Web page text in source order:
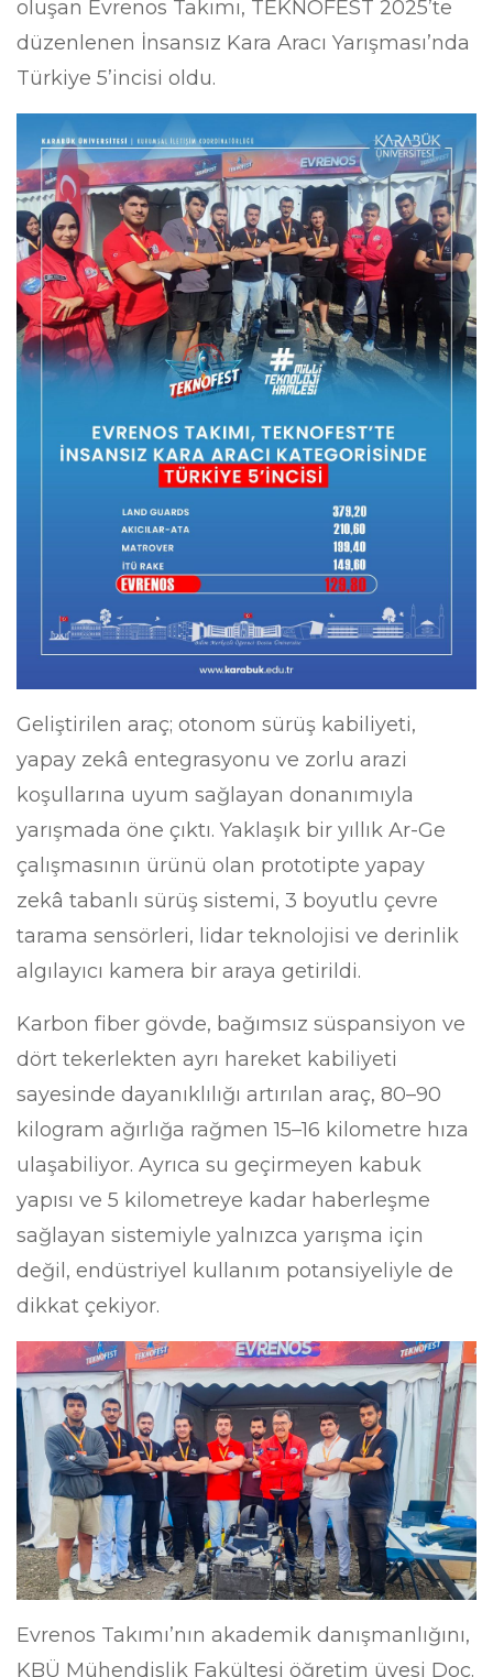
oluşan Evrenos Takımı, TEKNOFEST 2025’te
düzenlenen İnsansız Kara Aracı Yarışması’nda
Türkiye 5’incisi oldu.
Geliştirilen araç; otonom sürüş kabiliyeti,
yapay zekâ entegrasyonu ve zorlu arazi
koşullarına uyum sağlayan donanımıyla
yarışmada öne çıktı. Yaklaşık bir yıllık Ar-Ge
çalışmasının ürünü olan prototipte yapay
zekâ tabanlı sürüş sistemi, 3 boyutlu çevre
tarama sensörleri, lidar teknolojisi ve derinlik
algılayıcı kamera bir araya getirildi.
Karbon fiber gövde, bağımsız süspansiyon ve
dört tekerlekten ayrı hareket kabiliyeti
sayesinde dayanıklılığı artırılan araç, 80–90
kilogram ağırlığa rağmen 15–16 kilometre hıza
ulaşabiliyor. Ayrıca su geçirmeyen kabuk
yapısı ve 5 kilometreye kadar haberleşme
sağlayan sistemiyle yalnızca yarışma için
değil, endüstriyel kullanım potansiyeliyle de
dikkat çekiyor.
Evrenos Takımı’nın akademik danışmanlığını,
KBÜ Mühendislik Fakültesi öğretim üyesi Doç.